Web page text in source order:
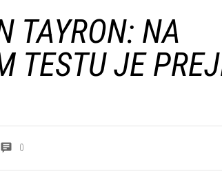
TAYRON: NA
TESTU JE
0